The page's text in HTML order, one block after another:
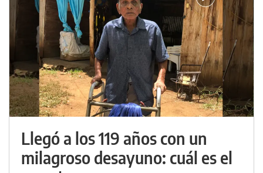
Llegó a los 119 años con un
milagroso desayuno: cuál es el